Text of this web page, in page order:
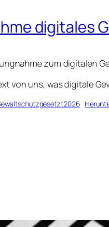
digitales
zum digitalen
von uns, was digitale